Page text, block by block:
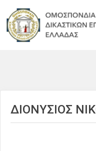
ΔΙΟΝΥΣΙΟΣ